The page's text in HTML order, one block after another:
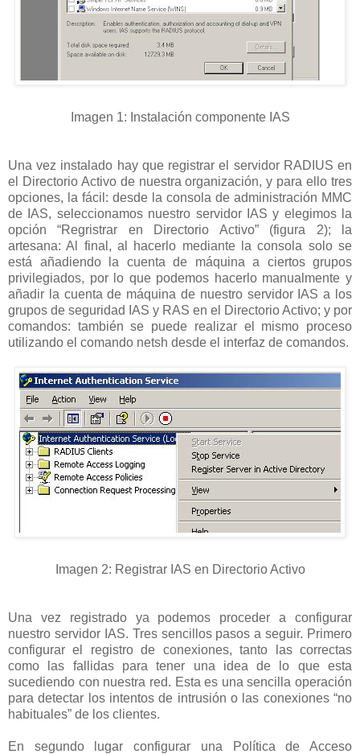
Imagen 1: Instalación componente IAS
Una vez instalado hay que registrar el servidor RADIUS en
el Directorio Activo de nuestra organización, y para ello tres
opciones, la fácil: desde la consola de administración MMC
de IAS, seleccionamos nuestro servidor IAS y elegimos la
opción “Regristrar en Directorio Activo” (figura 2); la
artesana: Al final, al hacerlo mediante la consola solo se
está añadiendo la cuenta de máquina a ciertos grupos
privilegiados, por lo que podemos hacerlo manualmente y
añadir la cuenta de máquina de nuestro servidor IAS a los
grupos de seguridad IAS y RAS en el Directorio Activo; y por
comandos: también se puede realizar el mismo proceso
utilizando el comando netsh desde el interfaz de comandos.
Imagen 2: Registrar IAS en Directorio Activo
Una vez registrado ya podemos proceder a configurar
nuestro servidor IAS. Tres sencillos pasos a seguir. Primero
configurar el registro de conexiones, tanto las correctas
como las fallidas para tener una idea de lo que esta
sucediendo con nuestra red. Esta es una sencilla operación
para detectar los intentos de intrusión o las conexiones “no
habituales” de los clientes.
En segundo lugar configurar una Política de Acceso